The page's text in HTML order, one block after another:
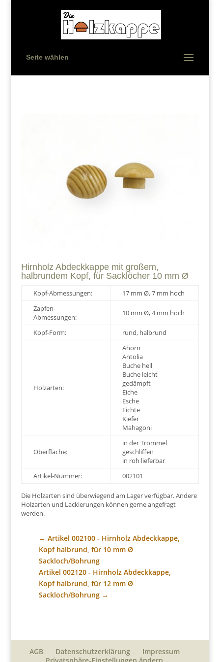
Seite wählen
Hirnholz Abdeckkappe mit großem,
halbrundem Kopf, für Sacklöcher 10 mm Ø
Kopf-Abmessungen:
17 mm Ø, 7 mm hoch
Zapfen-
Abmessungen:
10 mm Ø, 4 mm hoch
Kopf-Form: rund, halbrund
Holzarten:
Ahorn
Antolia
Buche hell
Buche leicht
gedämpft
Eiche
Esche
Fichte
Kiefer
Mahagoni
Oberfläche:
in der Trommel
geschliffen
in roh lieferbar
Artikel-Nummer:
002101
Die Holzarten sind überwiegend am Lager verfügbar. Andere
Holzarten und Lackierungen können gerne angefragt
werden.
← Artikel 002100 - Hirnholz Abdeckkappe,
Kopf halbrund, für 10 mm Ø
Sackloch/Bohrung
Artikel 002120 - Hirnholz Abdeckkappe,
Kopf halbrund, für 12 mm Ø
Sackloch/Bohrung→
AGB Datenschutzerklärung
Impressum